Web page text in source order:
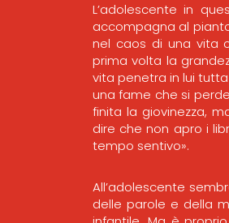
L’adolescente in
accompagna al
nel caos di una vita
prima volta la
vita penetra in lui
una fame che si
finita la giovinezza,
dire che non apro i
tempo sentivo».
All’adolescente
delle parole e della